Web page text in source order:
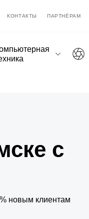
КОНТАКТЫ ПАРТНЁРАМ
с
новым клиентам